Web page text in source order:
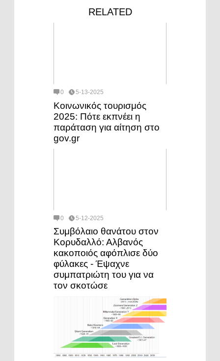
RELATED
0 5-13-2025
Κοινωνικός τουρισμός
2025: Πότε εκπνέει η
παράταση για αίτηση στο
gov.gr
0 5-12-2025
Συμβόλαιο θανάτου στον
Κορυδαλλό: Αλβανός
κακοποιός αφόπλισε δύο
φύλακες - Έψαχνε
συμπατριώτη του για να
τον σκοτώσε